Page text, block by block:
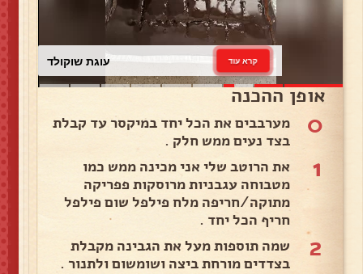
עוגת שוקולד קרא עוד
אופן ההכנה
0
מערבבים את הכל יחד במיקסר עד קבלת
בצד נעים ממש חלק .
1
את הרוטב שלי אני מכינה ממש כמו
מטבוחה עגבניות מרוסקות פפריקה
מתוקה/חריפה מלח פילפל שום פילפל
חריף הכל יחד .
2
שמה תוספות מעל את הגבינה מקבלת
בצדדים מורחת ביצה ושומשום ולתנור .